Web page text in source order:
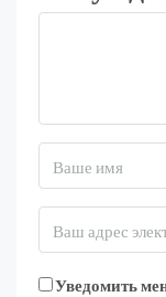
Уведомить